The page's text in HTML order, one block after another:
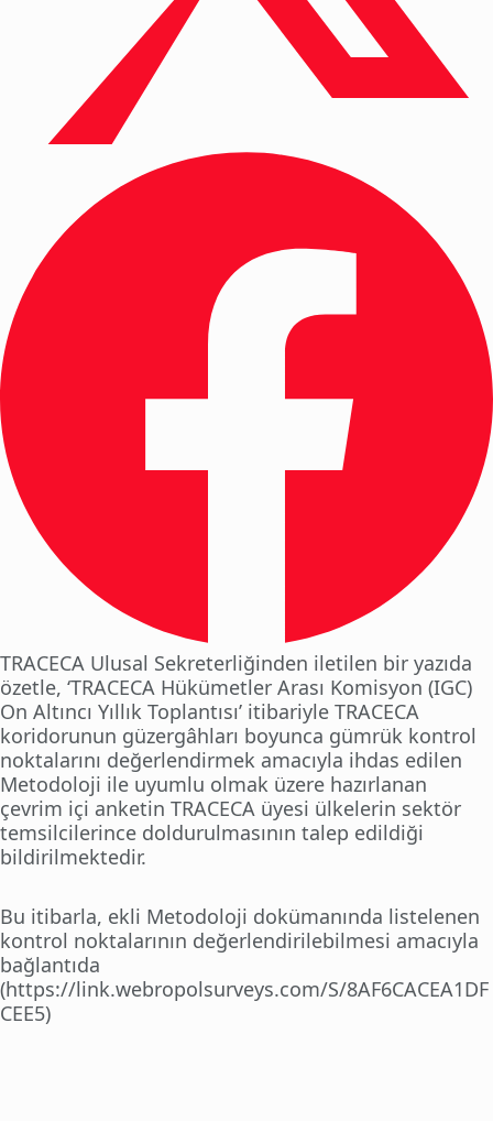
TRACECA Ulusal Sekreterliğinden iletilen bir yazıda
özetle, ‘TRACECA Hükümetler Arası Komisyon (IGC)
On Altıncı Yıllık Toplantısı’ itibariyle TRACECA
koridorunun güzergâhları boyunca gümrük kontrol
noktalarını değerlendirmek amacıyla ihdas edilen
Metodoloji ile uyumlu olmak üzere hazırlanan
çevrim içi anketin TRACECA üyesi ülkelerin sektör
temsilcilerince doldurulmasının talep edildiği
bildirilmektedir.
Bu itibarla, ekli Metodoloji dokümanında listelenen
kontrol noktalarının değerlendirilebilmesi amacıyla
bağlantıda
(https://link.webropolsurveys.com/S/8AF6CACEA1DF
CEE5)